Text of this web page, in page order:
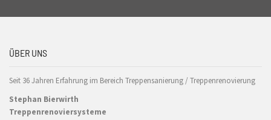
ÜBER UNS
Seit 36 Jahren Erfahrung im Bereich Treppensanierung / Treppenrenovierung
Stephan Bierwirth
Treppenrenoviersysteme